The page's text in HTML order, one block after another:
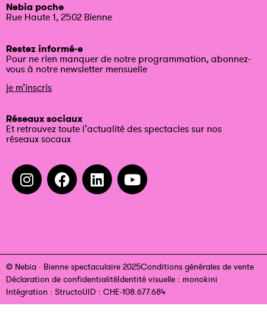
Nebia poche
Rue Haute 1, 2502 Bienne
Restez informé·e
Pour ne rien manquer de notre programmation, abonnez-
vous à notre newsletter mensuelle
je m’inscris
Réseaux sociaux
Et retrouvez toute l’actualité des spectacles sur nos
réseaux socaux
© Nebia · Bienne spectaculaire 2025Conditions générales de vente
Déclaration de confidentialitéIdentité visuelle : monokini
Intégration : StructoUID : CHE-108.677.684